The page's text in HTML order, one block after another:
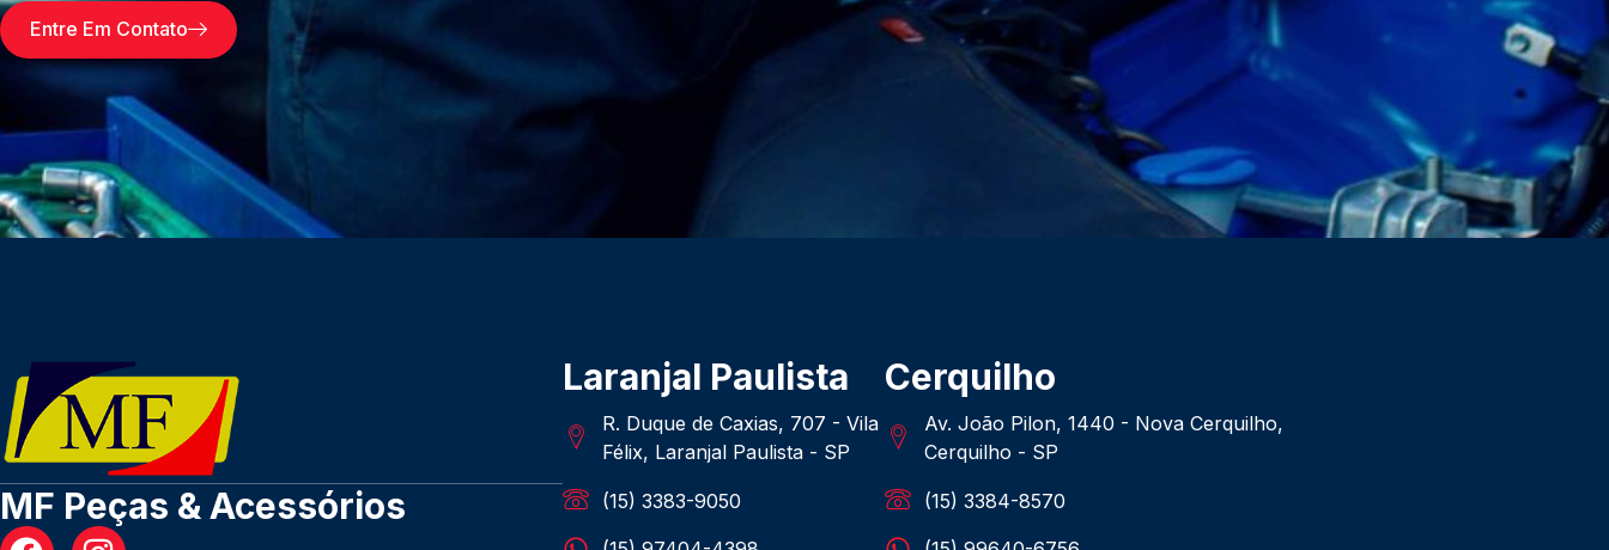
Entre Em Contato
MF Peças & Acessórios
Laranjal Paulista
R. Duque de Caxias, 707 - Vila
Félix, Laranjal Paulista - SP
(15) 3383-9050
Cerquilho
Av. João Pilon, 1440 - Nova Cerquilho,
Cerquilho - SP
(15) 3384-8570